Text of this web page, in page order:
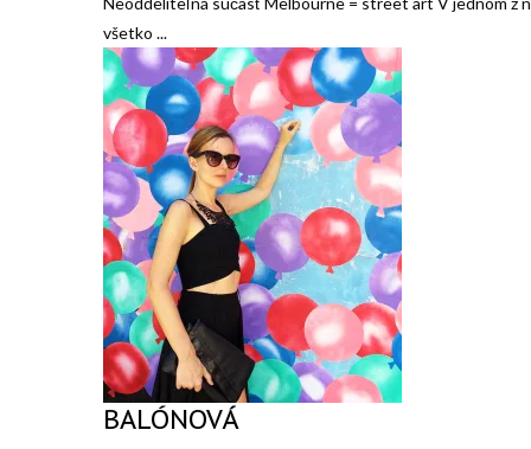
všetko ...
BALÓNOVÁ